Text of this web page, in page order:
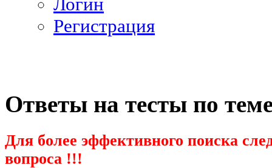
Регистрация
Ответы на тесты по
Для более эффективного поиска
вопроса !!!